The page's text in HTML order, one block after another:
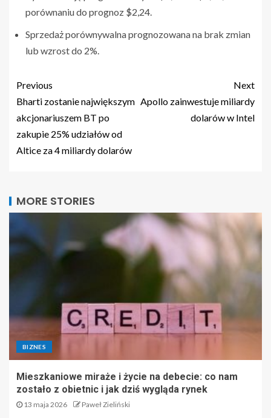
porównaniu do prognoz $2,24.
Sprzedaż porównywalna prognozowana na brak zmian
lub wzrost do 2%.
Previous
Bharti zostanie największym
akcjonariuszem BT po
zakupie 25% udziałów od
Altice za 4 miliardy dolarów
Next
Apollo zainwestuje miliardy
dolarów w Intel
MORE STORIES
BIZNES
Mieszkaniowe miraże i życie na debecie: co nam
zostało z obietnic i jak dziś wygląda rynek
13 maja 2026 Paweł Zieliński